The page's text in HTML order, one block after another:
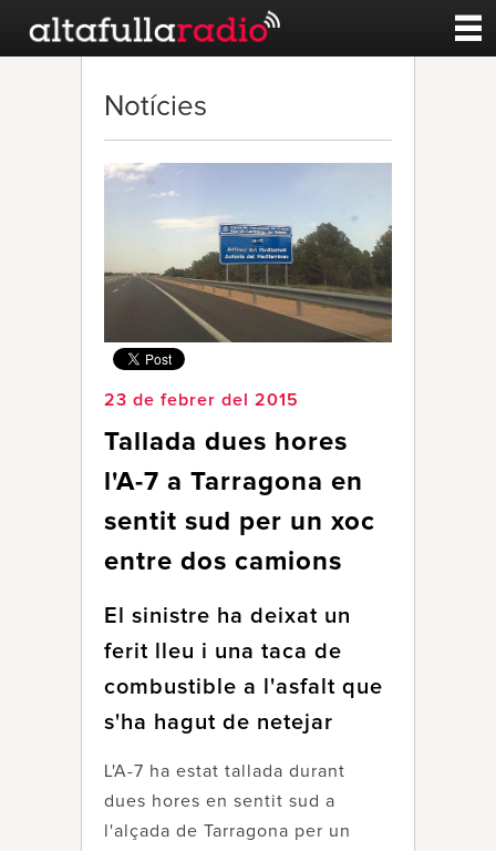
Esports
Noticies
Qui Som
Notícies
23 de febrer del 2015
Tallada dues hores
l'A-7 a Tarragona en
sentit sud per un xoc
entre dos camions
El sinistre ha deixat un
ferit lleu i una taca de
combustible a l'asfalt que
s'ha hagut de netejar
L'A-7 ha estat tallada durant
dues hores en sentit sud a
l'alçada de Tarragona per un